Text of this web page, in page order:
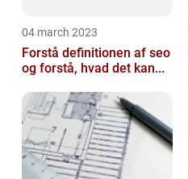
04 march 2023
Forstå definitionen af seo
og forstå, hvad det kan...